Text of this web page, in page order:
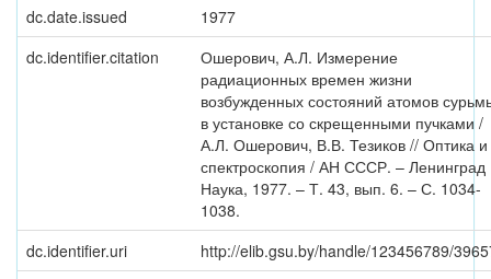
dc.date.issued
1977
dc.identifier.citation
Ошерович, А.Л. Измерение
радиационных времен жизни
возбужденных состояний атомов
в установке со скрещенными пучками /
А.Л. Ошерович, В.В. Тезиков // Оптика и
спектроскопия / АН СССР. – Ленинград
Наука, 1977. – Т. 43, вып. 6. – С. 1034-
1038.
dc.identifier.uri
http://elib.gsu.by/handle/123456789/